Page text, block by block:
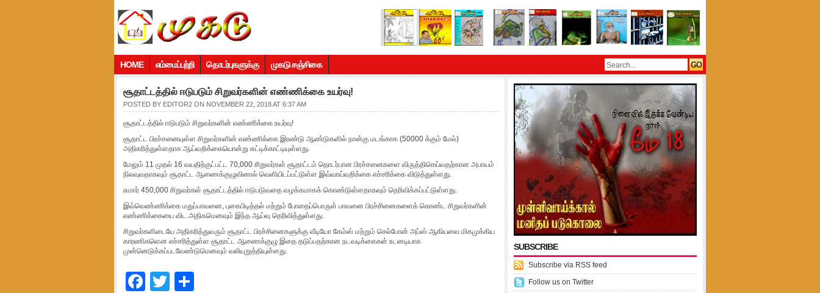
HOME எம்மைப்பற்றி தொடர்புகளுக்கு முகடு சஞ்சிகை
சூதாட்டத்தில் ஈடுபடும் சிறுவர்களின் எண்ணிக்கை உயர்வு!
POSTED BY EDITOR2 ON NOVEMBER 22, 2018 AT 6:37 AM
சூதாட்டத்தில் ஈடுபடும் சிறுவர்களின் எண்ணிக்கை உயர்வு!
சூதாட்ட பிரச்சனையுள்ள சிறுவர்களின் எண்ணிக்கை இரண்டு ஆண்டுகளில் நான்கு மடங்காக (50000 க்கும் மேல்)
அதிகரித்துள்ளதாக ஆய்வறிக்கையொன்று சுட்டிக்காட்டியுள்ளது.
மேலும் 11 முதல் 16 வயதிற்குட்பட்ட 70,000 சிறுவர்கள் சூதாட்டம் தொடர்பான பிரச்சனைகளை விருத்திசெய்வதற்கான அபாயம்
நிலவுவதாகவும் சூதாட்ட ஆணைக்குழுவினால் வெளியிடப்பட்டுள்ள இவ்வாய்வறிக்கை எச்சரிக்கை விடுத்துள்ளது.
சுமார் 450,000 சிறுவர்கள் சூதாட்டத்தில் ஈடுபடுவதை வழக்கமாகக் கொண்டுள்ளதாகவும் தெரிவிக்கப்பட்டுள்ளது.
இவ்வெண்ணிக்கை மதுப்பாவனை, புகைபிடித்தல் மற்றும் போதைப்பொருள் பாவனை பிரச்சினைகளைக் கொண்ட சிறுவர்களின்
எண்ணிக்கையை விட அதிகமெனவும் இந்த ஆய்வு தெரிவித்துள்ளது.
சிறுவர்களிடையே அதிகரித்துவரும் சூதாட்ட பிரச்சினைகளுக்கு வீடியோ கேம்ஸ் மற்றும் செல்போன் அப்ஸ் ஆகியவை மிகமுக்கிய
காரணிகளென எச்சரித்துள்ள சூதாட்ட ஆணைக்குழு இதை தடுப்பதற்கான நடவடிக்கைகள் உடனடியாக
முன்னெடுக்கப்படவேண்டுமெனவும் வலியுறுத்தியுள்ளது.
Facebook
Twitter
SUBSCRIBE
Subscribe via RSS feed
Follow us on Twitter